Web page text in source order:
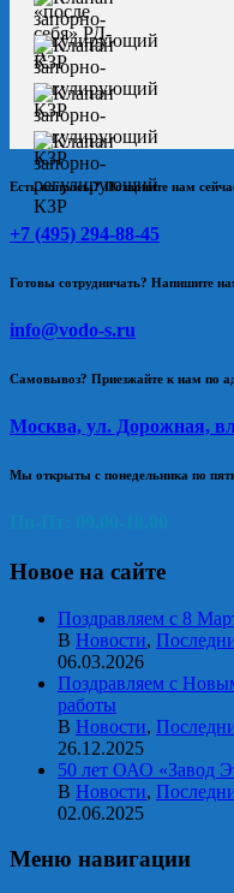
Есть вопросы? Позвоните нам
+7 (495) 294-88-45
Готовы сотрудничать? Напишите
info@vodo-s.ru
Самовывоз? Приезжайте к нам по
Москва, ул. Дорожная,
Мы открыты с понедельника по
Новое на сайте
Поздравляем с 8
В Новости,
06.03.2026
Поздравляем с
работы
В Новости,
26.12.2025
50 лет ОАО «Завод
В Новости,
02.06.2025
Меню навигации